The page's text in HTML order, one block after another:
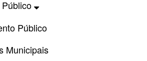
Público
Municipais